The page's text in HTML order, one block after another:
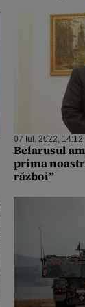
07 Iul. 2022, 14:12
Belarusul
prima
război”